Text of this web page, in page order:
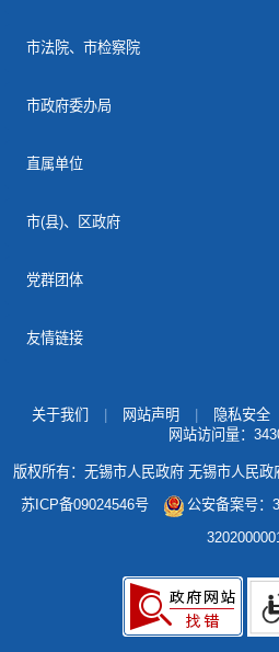
市法院、市检察院
市政府委办局
直属单位
市(县)、区政府
党群团体
友情链接
关于我们 网站声明 隐私安全
网站访问量：
版权所有：无锡市人民政府 无锡市人民政
苏ICP备09024546号
公安备案号：